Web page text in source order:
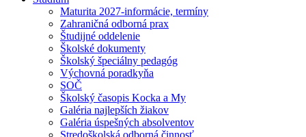
Maturita 2027-informácie, termíny
Zahraničná odborná prax
Študijné oddelenie
Školské dokumenty
Školský špeciálny pedagóg
Výchovná poradkyňa
SOČ
Školský časopis Kocka a My
Galéria najlepších žiakov
Galéria úspešných absolventov
Stredoškolská odborná činnosť